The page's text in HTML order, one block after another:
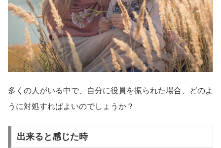
多くの人がいる中で、自分に役員を振られた場合、どのよ
うに対処すればよいのでしょうか？
出来ると感じた時